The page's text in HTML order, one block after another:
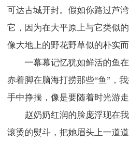
可达古城开封。假如你路过芦
它，因为在大平原上与它类似
像大地上的野花野草似的朴实
一幕幕记忆犹如鲜活的鱼在
赤着脚在脑海打捞那些“鱼”，
手中挣揣，像是要随着时光游走
赵奶奶红润的脸庞浮现在我
滚烫的熨斗，把她眉头上一道